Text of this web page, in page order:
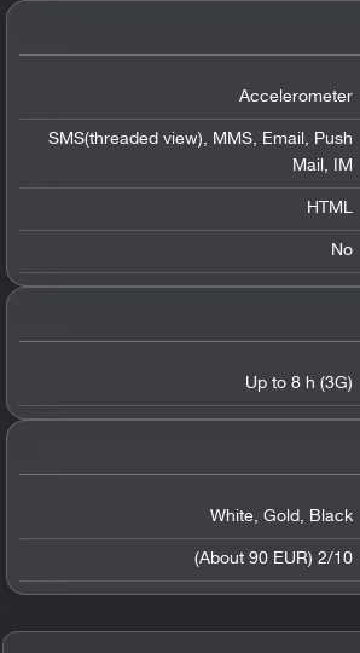
Accelerometer
SMS(threaded view), MMS, Email, Push
Mail, IM
HTML
No
Up to 8 h (3G)
White, Gold, Black
2/10 (About 90 EUR)